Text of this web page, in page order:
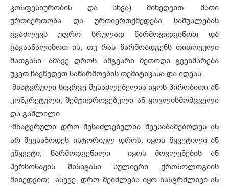
კონფესიურობის და სხვა) მიხედვით. მათი
ურთიერთობა და ურთიერთქმედება საშუალებას
გვაძლევს უფრო სრულად წარმოვიდგინოთ და
გავაანალიზოთ ის, თუ რას წარმოადგენს თითოეული
მათგანი. ამავე დროს, ამგვარი მეთოდი გვეხმარება
უკეთ ჩავწვდეთ ნაწარმოების თემატიკასა და იდეას.
·მხატვრული სივრცე შესაძლებელია იყოს პირობითი ან
კონკრეტული; შემჭიდროვებული ან ყოვლისმომცველი
და გაშლილი.
·მხატვრული დრო შესაძლებელია შეესაბამებოდეს ან
არ შეესაბოდეს ისტორიულ დროს; იყოს წყვეტილი ან
უწყვეტი; წარმოდგენილი იყოს მოვლენების ან
პერსონაჟის შინაგანი სულიერი ქრონოლოგიის
მიხედვით; ასევე, დრო შეიძლება იყო ხანგრძლივი ან